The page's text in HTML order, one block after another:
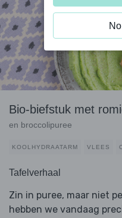
Bio-biefstuk met
en broccolipuree
KOOLHYDRAATARM VLEES
Tafelverhaal
Zin in puree, maar niet
hebben we vandaag